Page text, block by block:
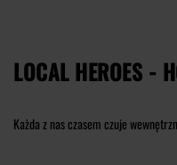
LOCAL HEROES -
Każda z nas czasem czuje